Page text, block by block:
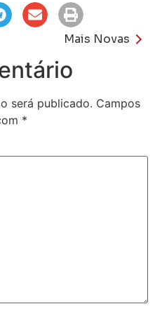
Mais Novas
será publicado. Campos
*